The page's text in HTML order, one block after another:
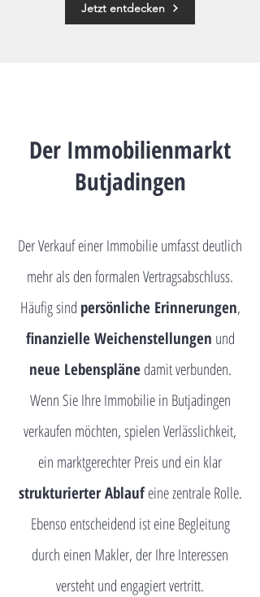
Jetzt entdecken
Der Immobilienmarkt
Butjadingen
Der Verkauf einer Immobilie umfasst deutlich
mehr als den formalen Vertragsabschluss.
Häufig sind persönliche Erinnerungen,
finanzielle Weichenstellungen und
neue Lebensplänedamit verbunden.
Wenn Sie Ihre Immobilie in Butjadingen
verkaufen möchten, spielen Verlässlichkeit,
ein marktgerechter Preis und ein klar
strukturierter Ablaufeine zentrale Rolle.
Ebenso entscheidend ist eine Begleitung
durch einen Makler, der Ihre Interessen
versteht und engagiert vertritt.